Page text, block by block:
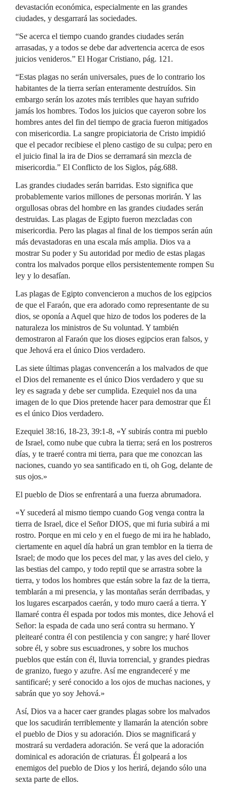
devastación económica, especialmente en las grandes
ciudades, y desgarrará las sociedades.
“Se acerca el tiempo cuando grandes ciudades serán
arrasadas, y a todos se debe dar advertencia acerca de esos
juicios venideros.” El Hogar Cristiano, pág. 121.
“Estas plagas no serán universales, pues de lo contrario los
habitantes de la tierra serían enteramente destruídos. Sin
embargo serán los azotes más terribles que hayan sufrido
jamás los hombres. Todos los juicios que cayeron sobre los
hombres antes del fin del tiempo de gracia fueron mitigados
con misericordia. La sangre propiciatoria de Cristo impidió
que el pecador recibiese el pleno castigo de su culpa; pero en
el juicio final la ira de Dios se derramará sin mezcla de
misericordia.” El Conflicto de los Siglos, pág.688.
Las grandes ciudades serán barridas. Esto significa que
probablemente varios millones de personas morirán. Y las
orgullosas obras del hombre en las grandes ciudades serán
destruidas. Las plagas de Egipto fueron mezcladas con
misericordia. Pero las plagas al final de los tiempos serán aún
más devastadoras en una escala más amplia. Dios va a
mostrar Su poder y Su autoridad por medio de estas plagas
contra los malvados porque ellos persistentemente rompen Su
ley y lo desafían.
Las plagas de Egipto convencieron a muchos de los egipcios
de que el Faraón, que era adorado como representante de su
dios, se oponía a Aquel que hizo de todos los poderes de la
naturaleza los ministros de Su voluntad. Y también
demostraron al Faraón que los dioses egipcios eran falsos, y
que Jehová era el único Dios verdadero.
Las siete últimas plagas convencerán a los malvados de que
el Dios del remanente es el único Dios verdadero y que su
ley es sagrada y debe ser cumplida. Ezequiel nos da una
imagen de lo que Dios pretende hacer para demostrar que Él
es el único Dios verdadero.
Ezequiel 38:16, 18-23, 39:1-8, «Y subirás contra mi pueblo
de Israel, como nube que cubra la tierra; será en los postreros
días, y te traeré contra mi tierra, para que me conozcan las
naciones, cuando yo sea santificado en ti, oh Gog, delante de
sus ojos.»
El pueblo de Dios se enfrentará a una fuerza abrumadora.
«Y sucederá al mismo tiempo cuando Gog venga contra la
tierra de Israel, dice el Señor DIOS, que mi furia subirá a mi
rostro. Porque en mi celo y en el fuego de mi ira he hablado,
ciertamente en aquel día habrá un gran temblor en la tierra de
Israel; de modo que los peces del mar, y las aves del cielo, y
las bestias del campo, y todo reptil que se arrastra sobre la
tierra, y todos los hombres que están sobre la faz de la tierra,
temblarán a mi presencia, y las montañas serán derribadas, y
los lugares escarpados caerán, y todo muro caerá a tierra. Y
llamaré contra él espada por todos mis montes, dice Jehová el
Señor: la espada de cada uno será contra su hermano. Y
pleitearé contra él con pestilencia y con sangre; y haré llover
sobre él, y sobre sus escuadrones, y sobre los muchos
pueblos que están con él, lluvia torrencial, y grandes piedras
de granizo, fuego y azufre. Así me engrandeceré y me
santificaré; y seré conocido a los ojos de muchas naciones, y
sabrán que yo soy Jehová.»
Así, Dios va a hacer caer grandes plagas sobre los malvados
que los sacudirán terriblemente y llamarán la atención sobre
el pueblo de Dios y su adoración. Dios se magnificará y
mostrará su verdadera adoración. Se verá que la adoración
dominical es adoración de criaturas. Él golpeará a los
enemigos del pueblo de Dios y los herirá, dejando sólo una
sexta parte de ellos.